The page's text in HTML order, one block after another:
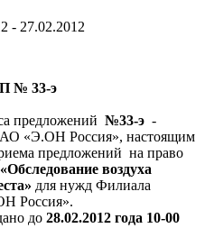
- 27.02.2012
№ 33-э
предложений №33-э -
«Э.ОН Россия», настоящим
предложений на право
«Обследование воздуха
» для нужд Филиала
Россия».
до 28.02.2012 года 10-00